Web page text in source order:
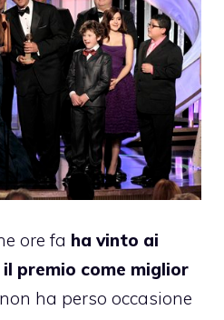
ore fa ha vinto ai
premio come miglior
ha perso occasione